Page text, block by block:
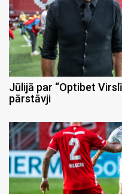
Jūlijā par “Optibet
pārstāvji